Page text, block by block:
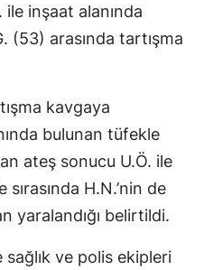
ile inşaat alanında
(53) arasında tartışma
kavgaya
bulunan tüfekle
ateş sonucu U.Ö. ile
H.N.’nin de
yaralandığı belirtildi.
ve polis ekipleri